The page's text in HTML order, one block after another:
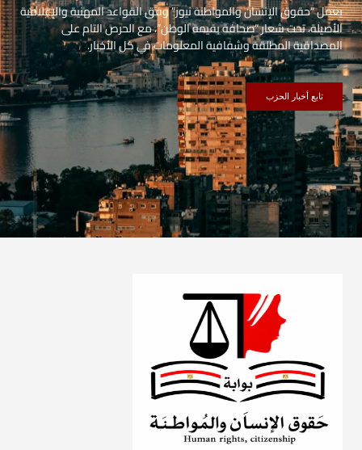
يعمل “حقوق الإنسان والمواطنة نيوز” وفق القواعد المهنية والإعلامية
الأصيلة، تحت شعار “صحافة بقيمة الوطن”، مع الحرص التام على
المصداقية المطلقة وشفافية المعلومات في كل الأخبار.
تابع أخبار الحزب